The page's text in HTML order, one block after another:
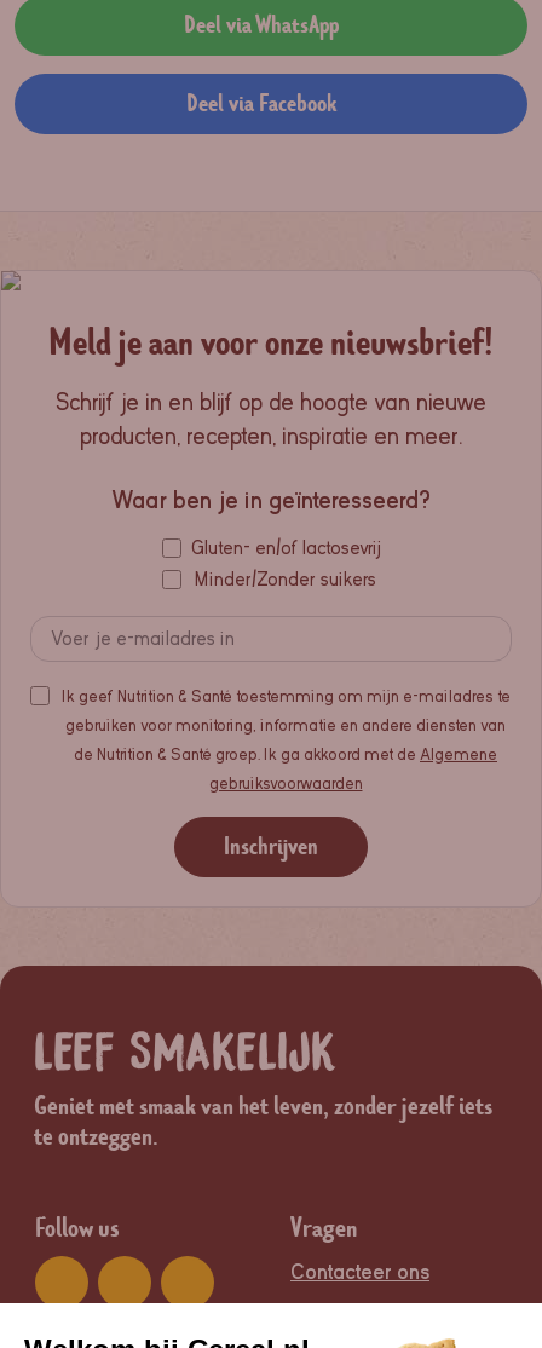
Deel via WhatsApp
Deel via Facebook
Meld je aan voor onze nieuwsbrief!
Schrijf je in en blijf op de hoogte van nieuwe
producten, recepten, inspiratie en meer.
Waar ben je in geïnteresseerd?
Gluten- en/of lactosevrij
Minder/Zonder suikers
Ik geef Nutrition & Santé toestemming om mijn e-mailadres te
gebruiken voor monitoring, informatie en andere diensten van
de Nutrition & Santé groep. Ik ga akkoord met de Algemene
gebruiksvoorwaarden
Inschrijven
LEEF SMAKELIJK
Geniet met smaak van het leven, zonder jezelf iets
te ontzeggen.
Follow us Vragen
Contacteer ons
Groep Legal